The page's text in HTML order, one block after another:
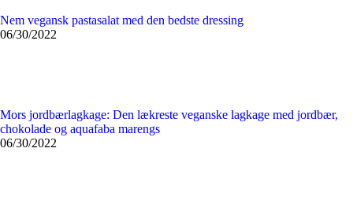
Nem vegansk pastasalat med den bedste dressing
06/30/2022
Mors jordbærlagkage: Den lækreste veganske lagkage med jordbær,
chokolade og aquafaba marengs
06/30/2022